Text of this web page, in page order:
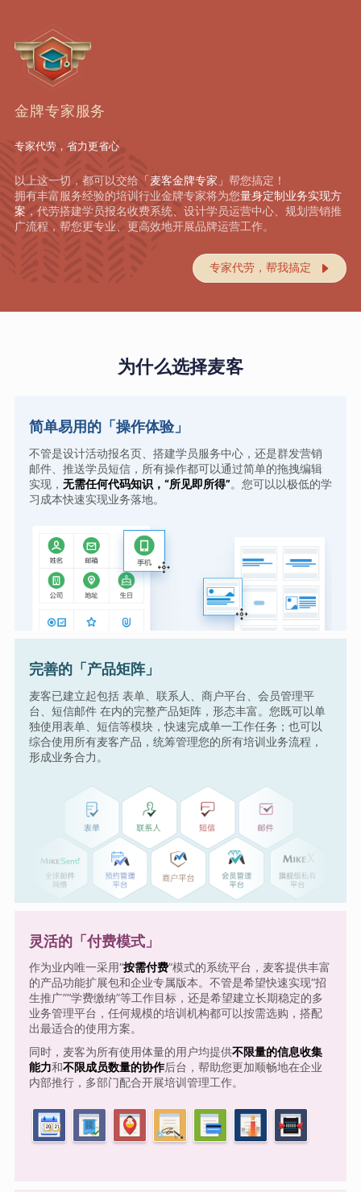
金牌专家服务
专家代劳，省力更省心
以上这一切，都可以交给「麦客金牌专家」 帮您搞定！
拥有丰富服务经验的培训行业金牌专家将为您量身定制业务实现方
案 ，代劳搭建学员报名收费系统、设计学员运营中心、规划营销推
广流程，帮您更专业、更高效地开展品牌运营工作。
专家代劳，帮我搞定 
为什么选择麦客
简单易用的「操作体验」
不管是设计活动报名页、搭建学员服务中心，还是群发营销
邮件、推送学员短信，所有操作都可以通过简单的拖拽编辑
实现， 无需任何代码知识，“所见即所得”。您可以以极低的学
习成本快速实现业务落地。
完善的「产品矩阵」
麦客已建立起包括 表单、联系人、商户平台、会员管理平
台、短信邮件 在内的完整产品矩阵，形态丰富。您既可以单
独使用表单、短信等模块，快速完成单一工作任务；也可以
综合使用所有麦客产品，统筹管理您的所有培训业务流程，
形成业务合力。
灵活的「付费模式」
作为业内唯一采用“按需付费”模式的系统平台，麦客提供丰富
的产品功能扩展包和企业专属版本。不管是希望快速实现“招
生推广”“学费缴纳”等工作目标，还是希望建立长期稳定的多
业务管理平台，任何规模的培训机构都可以按需选购，搭配
出最适合的使用方案。
同时，麦客为所有使用体量的用户均提供不限量的信息收集
能力和不限成员数量的协作后台，帮助您更加顺畅地在企业
内部推行，多部门配合开展培训管理工作。